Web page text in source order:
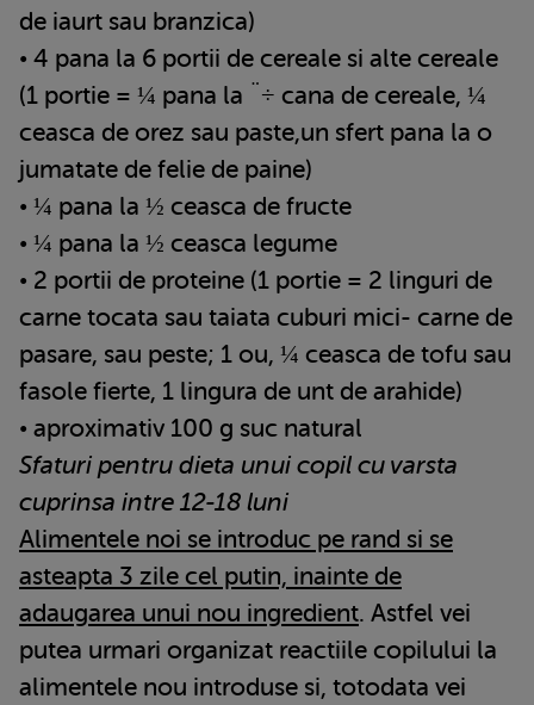
de iaurt sau branzica)
• 4 pana la 6 portii de cereale si alte cereale
(1 portie = ¼ pana la ¨÷ cana de cereale, ¼
ceasca de orez sau paste,un sfert pana la o
jumatate de felie de paine)
• ¼ pana la ½ ceasca de fructe
• ¼ pana la ½ ceasca legume
• 2 portii de proteine (1 portie = 2 linguri de
carne tocata sau taiata cuburi mici- carne de
pasare, sau peste; 1 ou, ¼ ceasca de tofu sau
fasole fierte, 1 lingura de unt de arahide)
• aproximativ 100 g suc natural
Sfaturi pentru dieta unui copil cu varsta
cuprinsa intre 12-18 luni
Alimentele noi se introduc pe rand si se
asteapta 3 zile cel putin, inainte de
adaugarea unui nou ingredient. Astfel vei
putea urmari organizat reactiile copilului la
alimentele nou introduse si, totodata vei